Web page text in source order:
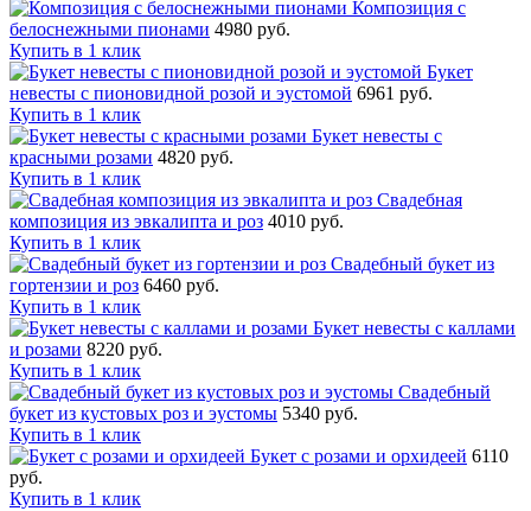
Композиция с
белоснежными пионами 4980 руб.
Купить в 1 клик
Букет
невесты с пионовидной розой и эустомой 6961 руб.
Купить в 1 клик
Букет невесты с
красными розами 4820 руб.
Купить в 1 клик
Свадебная
композиция из эвкалипта и роз 4010 руб.
Купить в 1 клик
Свадебный букет из
гортензии и роз 6460 руб.
Купить в 1 клик
Букет невесты с каллами
и розами 8220 руб.
Купить в 1 клик
Свадебный
букет из кустовых роз и эустомы 5340 руб.
Купить в 1 клик
Букет с розами и орхидеей 6110
руб.
Купить в 1 клик